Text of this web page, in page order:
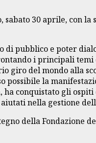
30 aprile, con
di pubblico e poter
i principali temi
giro del mondo alla
la
ha conquistato gli
nella gestione
della Fondazione